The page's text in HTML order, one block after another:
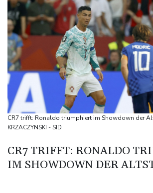
UEFA hält an FIFA-Boykott fest - CAF hält
Jemen: 38 Soldaten bei Huthi-Angriffen
kündigt Vergeltung an
Mindestens zwei Tote bei
Damaskus
Real Madrid verlängert mit Vinicius Jr. bis
Schwimm-EM: Eikermann und Rösler
Syrische Staatsmedien: Bombe in Kleinbus
explodiert
Drohne in Leipzig
42,2 Grad: Allzeit-Hitzerekord in der
CR7 trifft: Ronaldo triumphiert im Showdown der
KRZACZYNSKI - SID
CR7 TRIFFT: RONALDO
IM SHOWDOWN DER